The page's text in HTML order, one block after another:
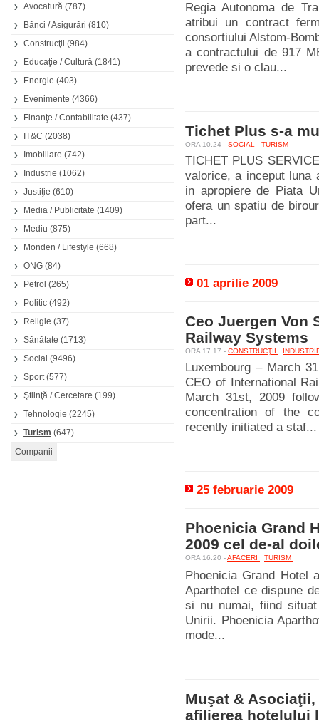
Avocatură (787)
Bănci / Asigurări (810)
Construcţii (984)
Educaţie / Cultură (1841)
Energie (403)
Evenimente (4366)
Finanţe / Contabilitate (437)
IT&C (2038)
Imobiliare (742)
Industrie (1062)
Justiţie (610)
Media / Publicitate (1409)
Mediu (875)
Monden / Lifestyle (668)
ONG (84)
Petrol (265)
Politic (492)
Religie (37)
Sănătate (1713)
Social (9496)
Sport(577)
Ştiinţă / Cercetare (199)
Tehnologie (2245)
Turism (647)
Regia Autonoma de
atribui un contract
consortiului Alstom-
a contractului de 917
prevede si o clau...
Tichet Plus s-a
ORA 10.24 - SOCIAL TURISM
TICHET PLUS
valorice, a inceput luna
in apropiere de Piata
ofera un spatiu de
part...
01 aprilie 2009
Ceo Juergen Von
Railway Systems
ORA 17.17 - CONSTRUCŢII
Luxembourg – March
CEO of International
March 31st, 2009
concentration of the
recently initiated a staf...
25 februarie 2009
Phoenicia Grand
2009 cel de-al
ORA 16.20 -AFACERI TURISM
Phoenicia Grand Hotel
Aparthotel ce dispune
si nu numai, fiind
Unirii. Phoenicia
mode...
Muşat &
afilierea hotelului